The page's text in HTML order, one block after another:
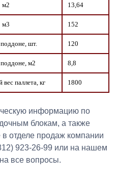
м2 13,64
м3 152
шт. 120
м2 8,8
вес паллета, кг 1800
информацию по
блокам, а также
отделе продаж компании
923-26-99 или на нашем
все вопросы.